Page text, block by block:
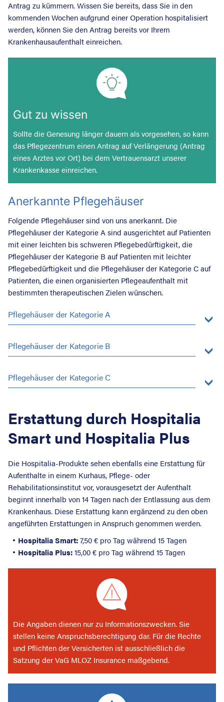
Antrag zu kümmern. Wissen Sie bereits, dass Sie in den
kommenden Wochen aufgrund einer Operation hospitalisiert
werden, können Sie den Antrag bereits vor Ihrem
Krankenhausaufenthalt einreichen.
Gut zu wissen
Sollte die Genesung länger dauern als vorgesehen, so kann
das Pflegezentrum einen Antrag auf Verlängerung (Antrag
eines Arztes vor Ort) bei dem Vertrauensarzt unserer
Krankenkasse einreichen.
Anerkannte Pflegehäuser
Folgende Pflegehäuser sind von uns anerkannt. Die
Pflegehäuser der Kategorie A sind ausgerichtet auf Patienten
mit einer leichten bis schweren Pflegebedürftigkeit, die
Pflegehäuser der Kategorie B auf Patienten mit leichter
Pflegebedürftigkeit und die Pflegehäuser der Kategorie C auf
Patienten, die einen organisierten Pflegeaufenthalt mit
bestimmten therapeutischen Zielen wünschen.
Pflegehäuser der Kategorie A
Pflegehäuser der Kategorie B
Pflegehäuser der Kategorie C
Erstattung durch Hospitalia
Smart und Hospitalia Plus
Die Hospitalia-Produkte sehen ebenfalls eine Erstattung für
Aufenthalte in einem Kurhaus, Pflege- oder
Rehabilitationsinstitut vor, vorausgesetzt der Aufenthalt
beginnt innerhalb von 14 Tagen nach der Entlassung aus dem
Krankenhaus. Diese Erstattung kann ergänzend zu den oben
angeführten Erstattungen in Anspruch genommen werden.
Hospitalia Smart:7,50 € pro Tag während 15 Tagen
Hospitalia Plus:15,00 € pro Tag während 15 Tagen
Die Angaben dienen nur zu Informationszwecken. Sie
stellen keine Anspruchsberechtigung dar. Für die Rechte
und Pflichten der Versicherten ist ausschließlich die
Satzung der VaG MLOZ Insurance maßgebend.